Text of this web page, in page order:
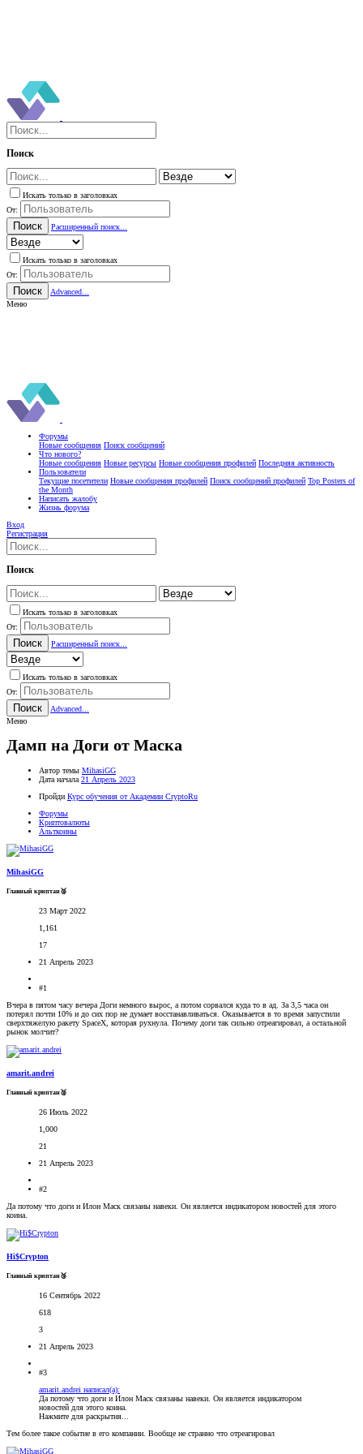
Поиск
Искать только в заголовках
От:
Поиск Расширенный поиск...
Искать только в заголовках
От:
Поиск
Advanced...
Меню
Форумы
Новые сообщения Поиск сообщений
Что нового?
Новые сообщения Новые ресурсы Новые сообщения профилей Последняя активность
Пользователи
Текущие посетители Новые сообщения профилей Поиск сообщений профилей Top Posters of
the Month
Написать жалобу
Жизнь форума
Вход
Регистрация
Поиск
Искать только в заголовках
От:
Поиск Расширенный поиск...
Искать только в заголовках
От:
Поиск
Advanced...
Меню
Дамп на Доги от Маска
Автор темы MihasiGG
Дата начала 21 Апрель 2023
Пройди Курс обучения от Академии CryptoRu
Форумы
Криптовалюты
Альткоины
MihasiGG
Главный криптан🥈
23 Март 2022
1,161
17
21 Апрель 2023
#1
Вчера в пятом часу вечера Доги немного вырос, а потом сорвался куда то в ад. За 3,5 часа он
потерял почти 10% и до сих пор не думает восстанавливаться. Оказывается в то время запустили
сверхтяжелую ракету SpaceX, которая рухнула. Почему доги так сильно отреагировал, а остальной
рынок молчит?
amarit.andrei
Главный криптан🥈
26 Июль 2022
1,000
21
21 Апрель 2023
#2
Да потому что доги и Илон Маск связаны навеки. Он является индикатором новостей для этого
коина.
Hi$Crypton
Главный криптан🥉
16 Сентябрь 2022
618
3
21 Апрель 2023
#3
amarit.andrei написал(а):
Да потому что доги и Илон Маск связаны навеки. Он является индикатором
новостей для этого коина.
Нажмите для раскрытия...
Тем более такое событие в его компании. Вообще не странно что отреагировал